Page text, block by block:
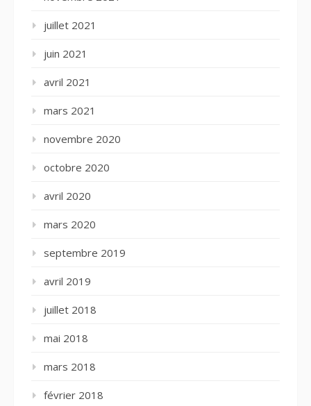
juillet 2021
juin 2021
avril 2021
mars 2021
novembre 2020
octobre 2020
avril 2020
mars 2020
septembre 2019
avril 2019
juillet 2018
mai 2018
mars 2018
février 2018